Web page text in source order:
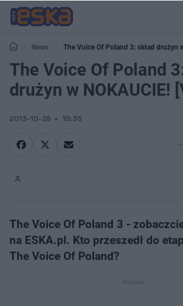
News The Voice Of Poland 3: skład drużyn
The Voice Of Poland
drużyn w NOKAUCIE!
2013-10-28 15:35
The Voice Of Poland 3 -
na ESKA.pl. Kto przeszedł do
The Voice Of Poland?